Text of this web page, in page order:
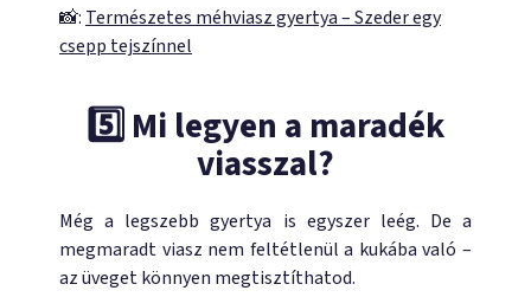
📸: Természetes méhviasz gyertya – Szeder egy
csepp tejszínnel
5️⃣ Mi legyen a maradék
viasszal?
Még a legszebb gyertya is egyszer leég. De a
megmaradt viasz nem feltétlenül a kukába való –
az üveget könnyen megtisztíthatod.